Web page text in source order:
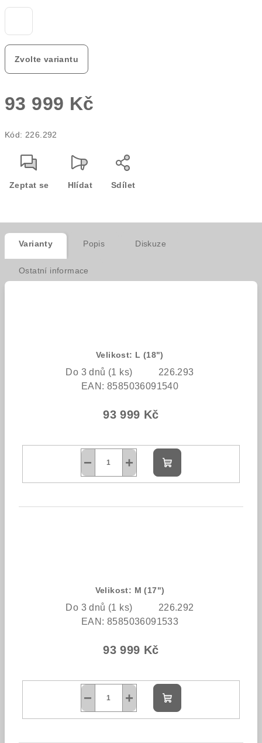
Zvolte variantu
93 999 Kč
cena:
Kód: 226.292
Zeptat se Hlídat Sdílet
Varianty Popis Diskuze
Ostatní informace
Velikost: L (18")
Do 3 dnů (1 ks)
226.293
EAN: 8585036091540
93 999 Kč
+
−
Do
košíku
Velikost: M (17")
Do 3 dnů (1 ks)
226.292
EAN: 8585036091533
93 999 Kč
+
−
Do
košíku